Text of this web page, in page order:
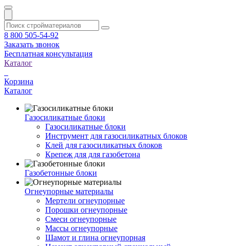
8 800 505-54-92
Заказать звонок
Бесплатная консультация
Каталог
Корзина
Каталог
Газосиликатные блоки
Газосиликатные блоки
Инструмент для газосиликатных блоков
Клей для газосиликатных блоков
Крепеж для для газобетона
Газобетонные блоки
Огнеупорные материалы
Мертели огнеупорные
Порошки огнеупорные
Смеси огнеупорные
Массы огнеупорные
Шамот и глина огнеупорная